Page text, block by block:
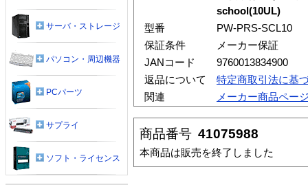
school(10UL)
型番
PW-PRS-SCL10
保証条件
メーカー保証
JANコード
9760013834900
返品について
特定商取引法に基
関連
メーカー商品ペー
商品番号 41075988
本商品は販売を終了しました
サーバ・ストレージ
パソコン・周辺機器
PCパーツ
サプライ
ソフト・ライセンス